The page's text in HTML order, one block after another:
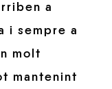
a
i sempre a
molt
mantenint